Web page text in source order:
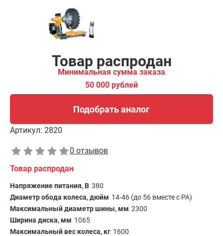
Товар распродан
Минимальная сумма заказа
50 000 рублей
Подобрать аналог
Артикул: 2820
0 отзывов
Товар распродан
Напряжение питания, В 380
Диаметр обода колеса, дюйм 14-46 (до 56 вместе с PA)
Максимальный диаметр шины, мм 2300
Ширина диска, мм 1065
Максимальный вес колеса, кг 1600